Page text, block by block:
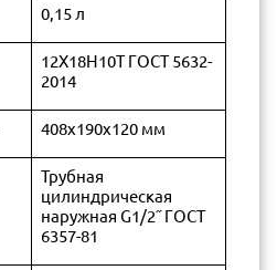
0,15 л
12Х18Н10Т ГОСТ 5632-
2014
408х190х120 мм
Трубная
цилиндрическая
наружная G1/2˝ ГОСТ
6357-81